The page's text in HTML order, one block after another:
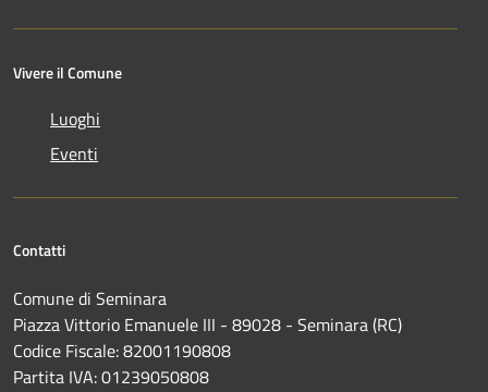
Vivere il Comune
Luoghi
Eventi
Contatti
Comune di Seminara
Piazza Vittorio Emanuele III - 89028 - Seminara (RC)
Codice Fiscale: 82001190808
Partita IVA: 01239050808